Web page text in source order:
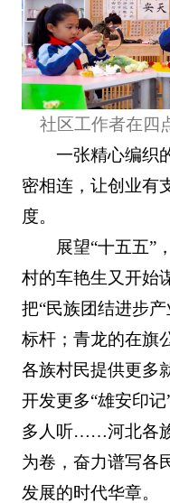
社区工作者在四
一张精心编织
密相连，让创业有
度。
展望“十五五”
村的车艳生又开始
把“民族团结进步
标杆；青龙的在旗
各族村民提供更多
开发更多“雄安印
多人听……河北各
为卷，奋力谱写各
发展的时代华章。